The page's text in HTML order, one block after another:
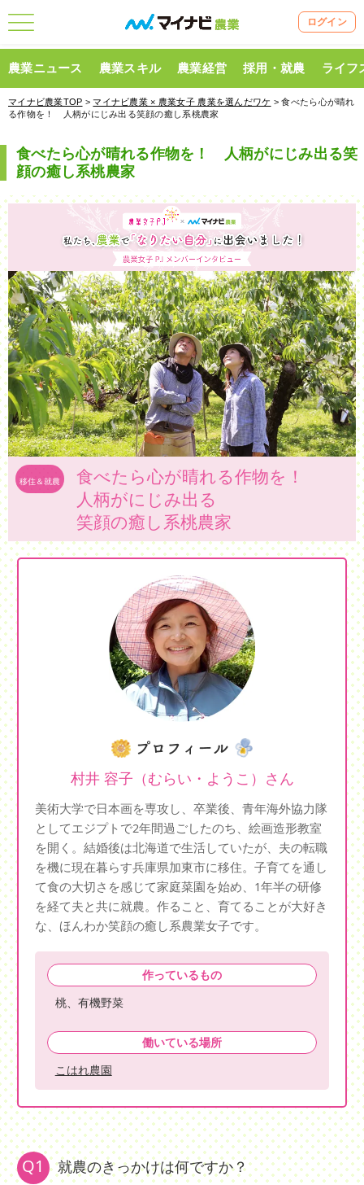
ログイン
農業ニュース 農業スキル 農業経営 採用・就農 ライフ
マイナビ農業TOP >マイナビ農業 × 農業女子 農業を選んだワケ > 食べたら心が晴れ
る作物を！ 人柄がにじみ出る笑顔の癒し系桃農家
食べたら心が晴れる作物を！ 人柄がにじみ出る笑
顔の癒し系桃農家
移住＆就農
食べたら心が晴れる作物を！
人柄がにじみ出る
笑顔の癒し系桃農家
村井 容子（むらい・ようこ）さん
美術大学で日本画を専攻し、卒業後、青年海外協力隊
としてエジプトで2年間過ごしたのち、絵画造形教室
を開く。結婚後は北海道で生活していたが、夫の転職
を機に現在暮らす兵庫県加東市に移住。子育てを通し
て食の大切さを感じて家庭菜園を始め、1年半の研修
を経て夫と共に就農。作ること、育てることが大好き
な、ほんわか笑顔の癒し系農業女子です。
作っているもの
桃、有機野菜
働いている場所
こはれ農園
Q1 就農のきっかけは何ですか？